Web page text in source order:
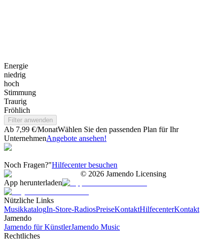
Energie
niedrig
hoch
Stimmung
Traurig
Fröhlich
Filter anwenden
Ab 7,99 €/MonatWählen Sie den passenden Plan für Ihr
UnternehmenAngebote ansehen!
Noch Fragen?"Hilfecenter besuchen
© 2026 Jamendo Licensing
App herunterladen
Nützliche Links
MusikkatalogIn-Store-RadiosPreiseKontaktHilfecenterKontakt
Jamendo
Jamendo für KünstlerJamendo Music
Rechtliches